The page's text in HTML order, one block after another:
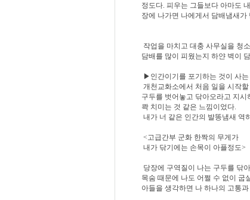
정도다. 피우는 그들보다 아마도
장에 나가면 나에게서 담배냄새
작업을 마치고 대충 사무실을 청
담배를 많이 피웠는지 하얀 벽이
▶인간이기를 포기하는 것이 사는
개천교화소에서 처음 일을 시작
구두를 벗어놓고 닦아오라고 지시
콱 치미는 것 같은 느낌이었다.
내가 너 같은 인간의 발똥냄새 역
<고급간부 군화 한짝의 무게가
내가 닦기에는 손목이 아플정도>
당장에 구역질이 나는 구두를 닦
목숨 때문에 나도 어쩔 수 없이 굽
아들을 생각하면 나 하나의 고통